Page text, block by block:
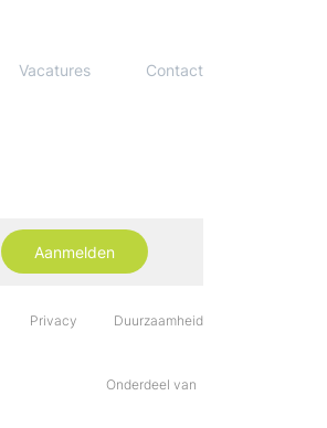
Vacatures Contact
Aanmelden
Privacy Duurzaamheid
Onderdeel van